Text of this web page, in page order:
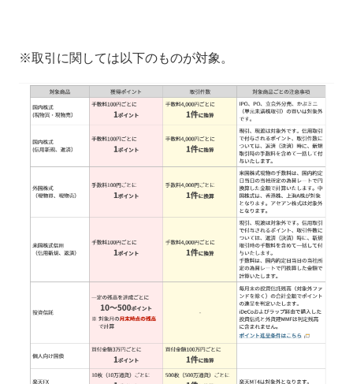
※取引に関しては以下のものが対象。